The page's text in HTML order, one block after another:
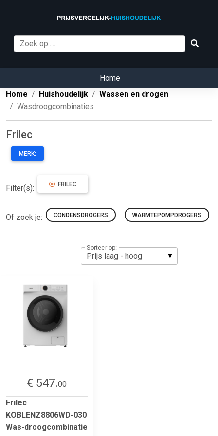
Home
Home
Huishoudelijk
Wassen en drogen
Wasdroogcombinaties
Frilec
MERK:
Filter(s): FRILEC
Of zoek je: CONDENSDROGERS WARMTEPOMPDROGERS
Sorteer op:
€ 547.00
Frilec
KOBLENZ8806WD-030
Was-droogcombinatie